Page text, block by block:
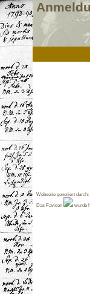
Webseite generiert durch:
Das Favicon
wurde